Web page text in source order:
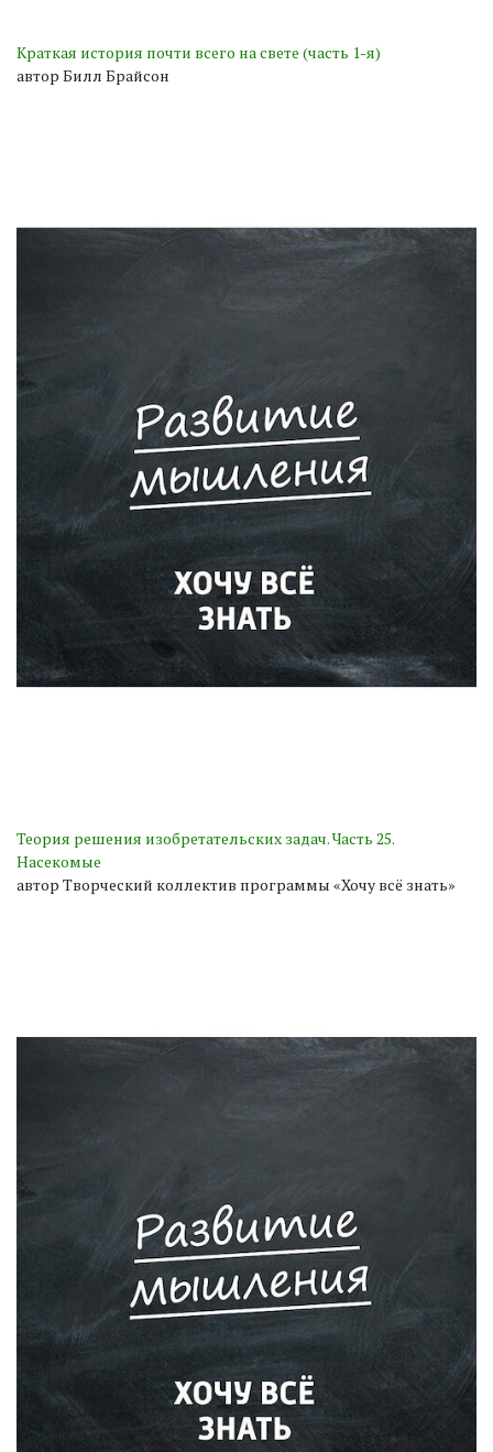
Краткая история почти всего на свете (часть 1-я)
автор Билл Брайсон
Теория решения изобретательских задач. Часть 25.
Насекомые
автор Творческий коллектив программы «Хочу всё знать»